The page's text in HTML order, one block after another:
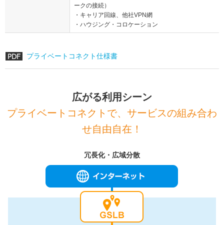
ークの接続）
・キャリア回線、他社VPN網
・ハウジング・コロケーション
プライベートコネクト仕様書
広がる利用シーン
プライベートコネクトで、サービスの組み合わ
せ自由自在！
冗長化・広域分散